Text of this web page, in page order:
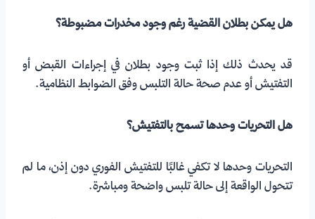
هل يمكن بطلان القضية رغم وجود مخدرات مضبوطة؟
قد يحدث ذلك إذا ثبت وجود بطلان في إجراءات القبض أو
التفتيش أو عدم صحة حالة التلبس وفق الضوابط النظامية.
هل التحريات وحدها تسمح بالتفتيش؟
التحريات وحدها لا تكفي غالبًا للتفتيش الفوري دون إذن، ما لم
تتحول الواقعة إلى حالة تلبس واضحة ومباشرة.